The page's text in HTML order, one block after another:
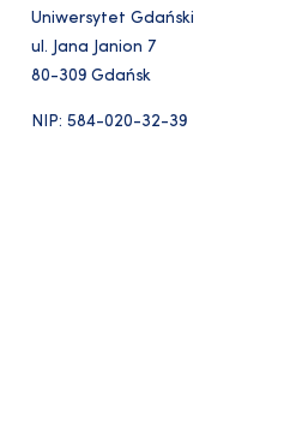
Uniwersytet Gdański
ul. Jana Janion 7
80-309 Gdańsk
NIP: 584-020-32-39